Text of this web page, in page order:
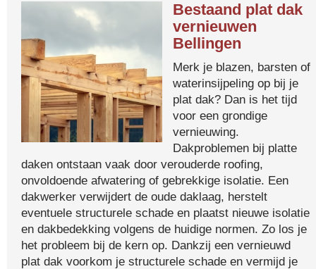
Bestaand plat dak
vernieuwen
Bellingen
Merk je blazen, barsten of
waterinsijpeling op bij je
plat dak? Dan is het tijd
voor een grondige
vernieuwing.
Dakproblemen bij platte
daken ontstaan vaak door verouderde roofing,
onvoldoende afwatering of gebrekkige isolatie. Een
dakwerker verwijdert de oude daklaag, herstelt
eventuele structurele schade en plaatst nieuwe isolatie
en dakbedekking volgens de huidige normen. Zo los je
het probleem bij de kern op. Dankzij een vernieuwd
plat dak voorkom je structurele schade en vermijd je